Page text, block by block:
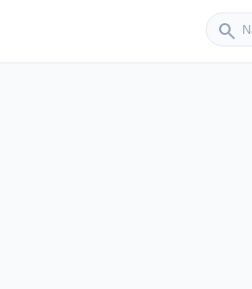
search
Sender